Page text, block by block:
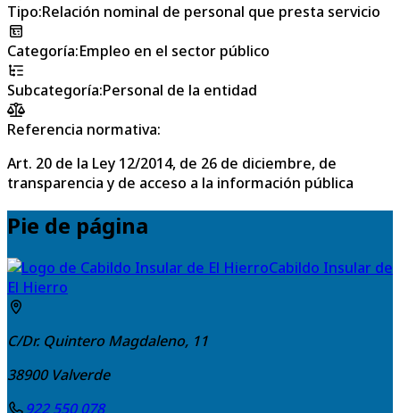
Tipo:Relación nominal de personal que presta servicio
Categoría:Empleo en el sector público
Subcategoría:Personal de la entidad
Referencia normativa:
Art. 20 de la Ley 12/2014, de 26 de diciembre, de
transparencia y de acceso a la información pública
Pie de página
Cabildo Insular de
El Hierro
C/Dr. Quintero Magdaleno, 11
38900 Valverde
922 550 078